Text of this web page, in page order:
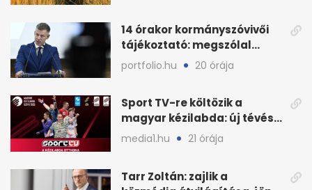
14 órakor kormányszóvivői
tájékoztató: megszólal
Magyar Péter is
portfolio.hu 20 órája
Sport TV-re költözik a
magyar kézilabda: új tévés
megállapodás
media1.hu 21 órája
Tarr Zoltán: zajlik a